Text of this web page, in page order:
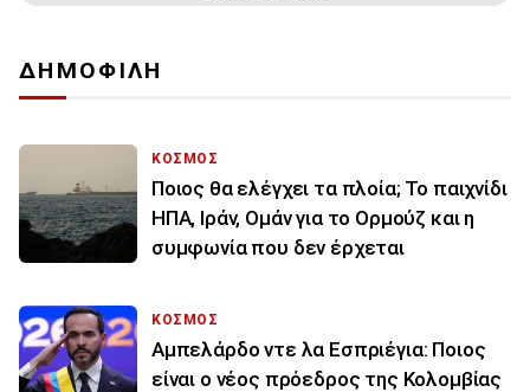
ΔΗΜΟΦΙΛΗ
ΚΟΣΜΟΣ
Ποιος θα ελέγχει τα πλοία; Το παιχνίδι
ΗΠΑ, Ιράν, Ομάν για το Ορμούζ και η
συμφωνία που δεν έρχεται
ΚΟΣΜΟΣ
Αμπελάρδο ντε λα Εσπριέγια: Ποιος
είναι ο νέος πρόεδρος της Κολομβίας